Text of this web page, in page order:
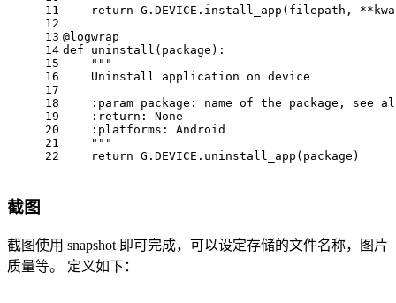
11
12
13
14
15
16
17
18
19
20
21
22
return G.DEVICE.install_app(filepath,
@logwrap
def uninstall(package):
"" "
    Uninstall application on device
    :param
package : name of the package, see
    :
return : None
    :
platforms : Android
"" "
    return G.DEVICE.uninstall_app(package)
截图
截图使用 snapshot 即可完成，可以设定存储的文件名称，图片
质量等。 定义如下：